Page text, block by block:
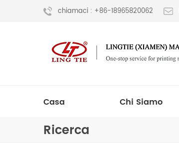
chiamaci : +86-18965820062
Casa Chi Siamo
Ricerca